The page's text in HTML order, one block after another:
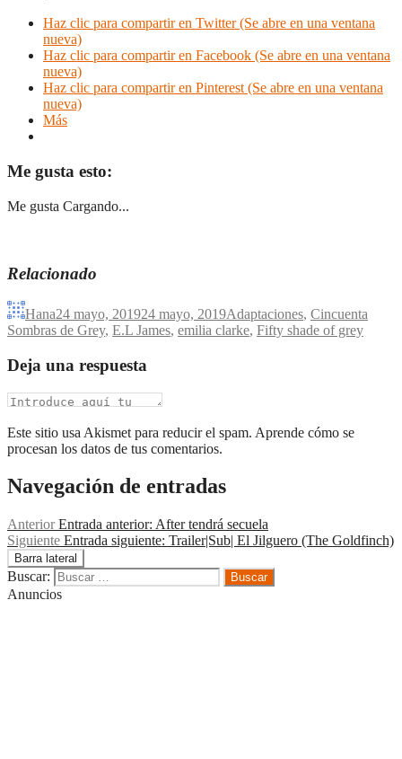
Haz clic para compartir en Twitter (Se abre en una ventana
nueva)
Haz clic para compartir en Facebook (Se abre en una ventana
nueva)
Haz clic para compartir en Pinterest (Se abre en una ventana
nueva)
Más
Me gusta esto:
Me gusta Cargando...
Relacionado
Hana24 mayo, 201924 mayo, 2019Adaptaciones, Cincuenta
Sombras de Grey, E.L James, emilia clarke, Fifty shade of grey
Deja una respuesta
Este sitio usa Akismet para reducir el spam. Aprende cómo se
procesan los datos de tus comentarios.
Navegación de entradas
Anterior Entrada anterior: After tendrá secuela
Siguiente Entrada siguiente: Trailer|Sub| El Jilguero (The Goldfinch)
Barra lateral
Buscar:
Anuncios